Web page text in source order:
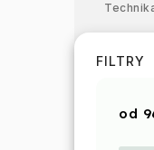
FILTRY